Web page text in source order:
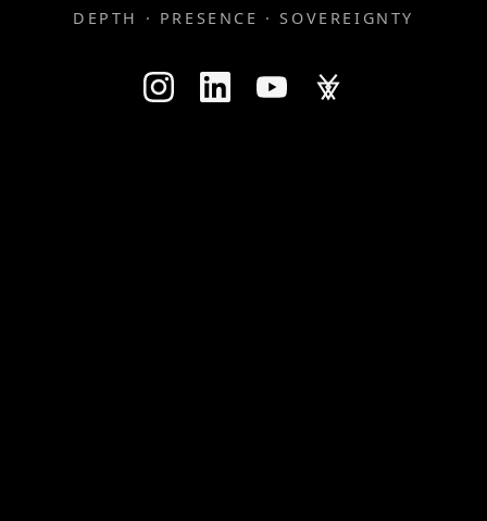
DEPTH · PRESENCE · SOVEREIGNTY